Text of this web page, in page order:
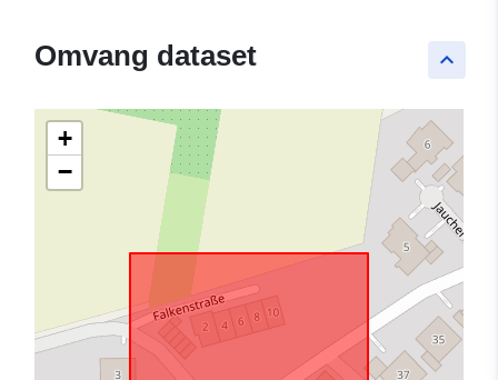
keyboard_arrow_up
Omvang dataset
+
−